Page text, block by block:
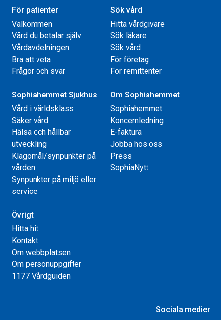
För patienter
Välkommen
Vård du betalar själv
Vårdavdelningen
Bra att veta
Frågor och svar
Sök vård
Hitta vårdgivare
Sök läkare
Sök vård
För företag
För remittenter
Sophiahemmet Sjukhus
Vård i världsklass
Säker vård
Hälsa och hållbar
utveckling
Klagomål/synpunkter på
vården
Synpunkter på miljö eller
service
Om Sophiahemmet
Sophiahemmet
Koncernledning
E-faktura
Jobba hos oss
Press
SophiaNytt
Övrigt
Hitta hit
Kontakt
Om webbplatsen
Om personuppgifter
1177 Vårdguiden
Sociala medier